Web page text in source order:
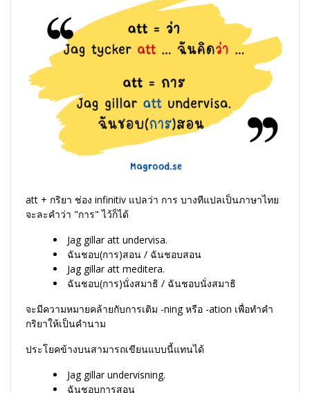
att + กริยา ช่อง infinitiv แปลว่า การ บางทีแปลเป็นภาษาไทย
จะละคำว่า "การ" ไว้ก็ได้
Jag gillar att undervisa.
ฉันชอบ(การ)สอน / ฉันชอบสอน
Jag gillar att meditera.
ฉันชอบ(การ)นั่งสมาธิ / ฉันชอบนั่งสมาธิ
จะมีความหมายคล้ายกับการเติม -ning หรือ -ation เพื่อทำคำ
กริยาให้เป็นคำนาม
ประโยคข้างบนสามารถเขียนแบบนี้แทนได้
Jag gillar undervisning.
ฉันชอบการสอน